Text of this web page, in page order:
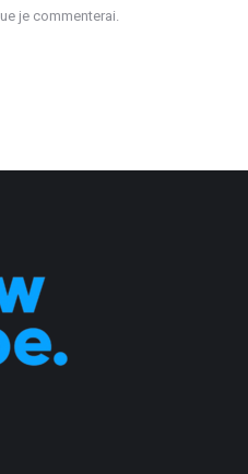
je commenterai.